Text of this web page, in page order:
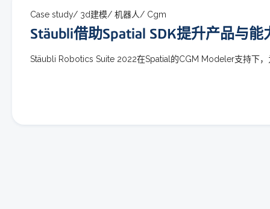
Case study/ 3d建模/ 机器人/ Cgm
Stäubli借助Spatial SDK提升产品与能
Stäubli Robotics Suite 2022在Spatial的CGM Modeler支持下